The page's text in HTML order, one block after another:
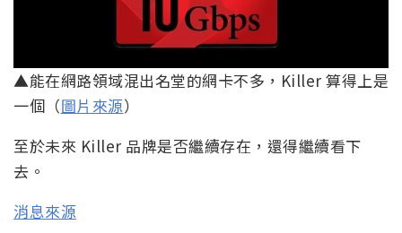
▲能在網路領域混出名堂的網卡不多，Killer 算得上是
一個（圖片來源）
至於未來 Killer 品牌是否繼續存在，還得繼續看下
去。
消息來源